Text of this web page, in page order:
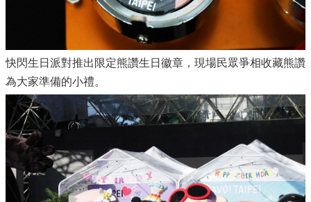
快閃生日派對推出限定熊讚生日徽章，現場民眾爭相收藏熊讚
為大家準備的小禮。